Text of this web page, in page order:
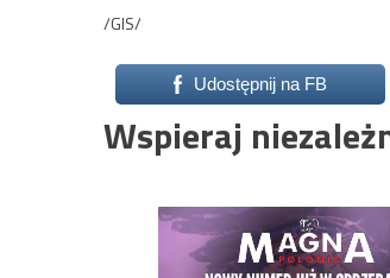
/GIS/
Udostępnij na FB
Wspieraj